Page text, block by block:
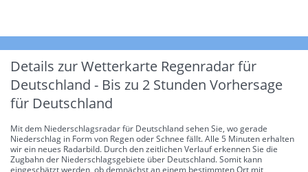
Details zur Wetterkarte Regenradar für
Deutschland - Bis zu 2 Stunden Vorhersage
für Deutschland
Mit dem Niederschlagsradar für Deutschland sehen Sie, wo gerade
Niederschlag in Form von Regen oder Schnee fällt. Alle 5 Minuten erhalten
wir ein neues Radarbild. Durch den zeitlichen Verlauf erkennen Sie die
Zugbahn der Niederschlagsgebiete über Deutschland. Somit kann